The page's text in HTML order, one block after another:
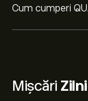
Cum cumperi
Mișcări